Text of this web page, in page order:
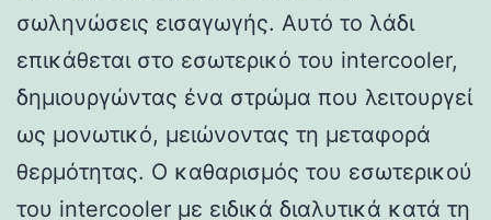
σωληνώσεις εισαγωγής. Αυτό το λάδι
επικάθεται στο εσωτερικό του intercooler,
δημιουργώντας ένα στρώμα που λειτουργεί
ως μονωτικό, μειώνοντας τη μεταφορά
θερμότητας. Ο καθαρισμός του εσωτερικού
του intercooler με ειδικά διαλυτικά κατά τη